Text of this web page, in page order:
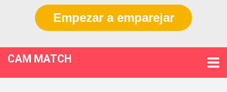
Empezar a emparejar
CAM MATCH